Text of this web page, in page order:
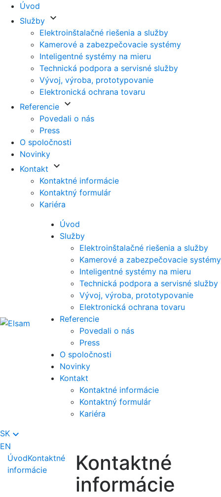
Úvod
Služby keyboard_arrow_down
Elektroinštalačné riešenia a služby
Kamerové a zabezpečovacie systémy
Inteligentné systémy na mieru
Technická podpora a servisné služby
Vývoj, výroba, prototypovanie
Elektronická ochrana tovaru
Referencie keyboard_arrow_down
Povedali o nás
Press
O spoločnosti
Novinky
Kontakt keyboard_arrow_down
Kontaktné informácie
Kontaktný formulár
Kariéra
Úvod
Služby
Elektroinštalačné riešenia a služby
Kamerové a zabezpečovacie systémy
Inteligentné systémy na mieru
Technická podpora a servisné služby
Vývoj, výroba, prototypovanie
Elektronická ochrana tovaru
Referencie
Povedali o nás
Press
O spoločnosti
Novinky
Kontakt
Kontaktné informácie
Kontaktný formulár
Kariéra
SK keyboard_arrow_down
EN
ÚvodKontaktné
informácie
Kontaktné
informácie